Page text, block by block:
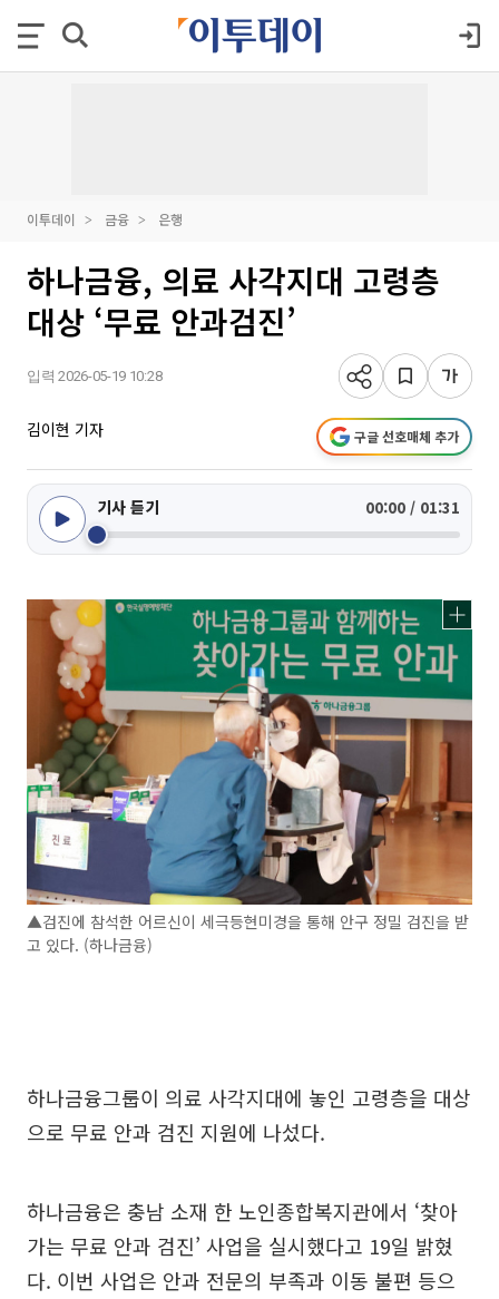
이투데이 금융 은행
하나금융, 의료 사각지대 고령층
대상 ‘무료 안과검진’
입력 2026-05-19 10:28
김이현 기자 구글 선호매체 추가
기사 듣기 00:00 / 01:31
▲검진에 참석한 어르신이 세극등현미경을 통해 안구 정밀 검진을 받
고 있다. (하나금융)
하나금융그룹이 의료 사각지대에 놓인 고령층을 대상
으로 무료 안과 검진 지원에 나섰다.
하나금융은 충남 소재 한 노인종합복지관에서 ‘찾아
가는 무료 안과 검진’ 사업을 실시했다고 19일 밝혔
다. 이번 사업은 안과 전문의 부족과 이동 불편 등으